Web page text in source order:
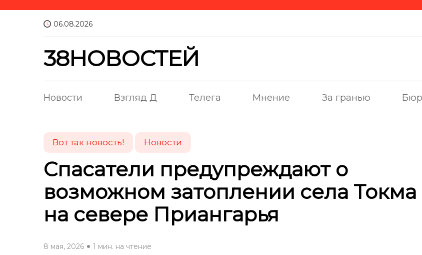
06.08.2026
38НОВОСТЕЙ
Новости Взгляд Д Телега Мнение За гранью
Вот так новость! Новости
Спасатели предупреждают о
возможном затоплении села Токма
на севере Приангарья
8 мая, 2026 1 мин. на чтение